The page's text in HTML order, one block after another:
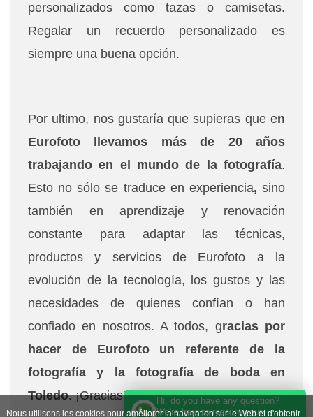
personalizados como tazas o camisetas.
Regalar un recuerdo personalizado es
siempre una buena opción.
Por ultimo, nos gustaría que supieras que en
Eurofoto llevamos más de 20 años
trabajando en el mundo de la fotografía.
Esto no sólo se traduce en experiencia, sino
también en aprendizaje y renovación
constante para adaptar las técnicas,
productos y servicios de Eurofoto a la
evolución de la tecnología, los gustos y las
necesidades de quienes confían o han
confiado en nosotros. A todos, gracias por
hacer de Eurofoto un referente de la
fotografía y la fotografía de boda en
Toledo. ¡Gracias!
Nous utilisons les cookies pour améliorer la navigation sur le Web et d'obtenir
Hi, do you have any question?
We're here to resolve your